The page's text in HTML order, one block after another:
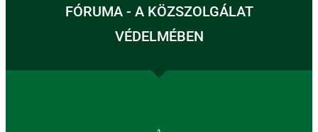
FÓRUMA - A KÖZSZOLGÁLAT
VÉDELMÉBEN